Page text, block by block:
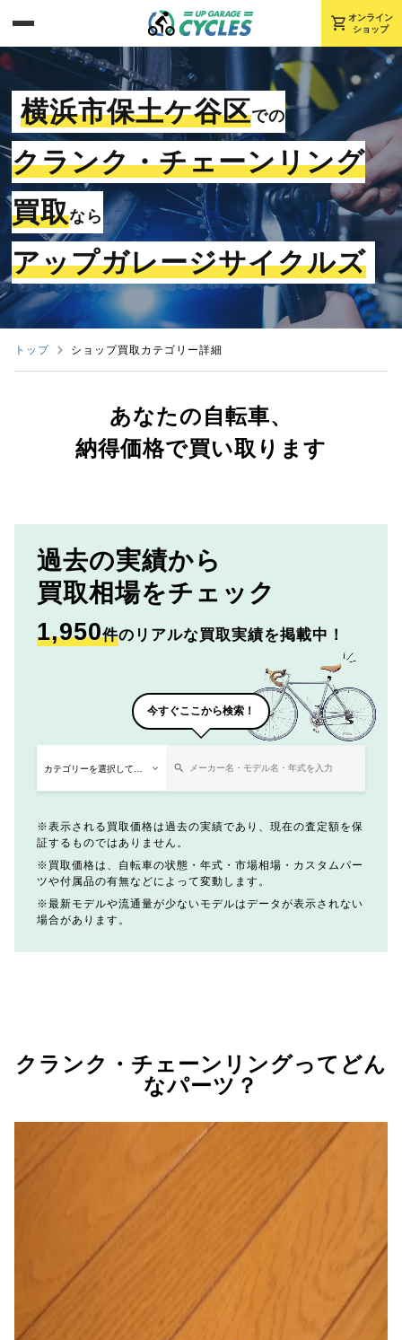
shopping_cart オンライン
ショップ
横浜市保土ケ谷区での
クランク・チェーンリング
買取なら
アップガレージサイクルズ
トップ ショップ買取カテゴリー詳細
あなたの自転車、
納得価格で買い取ります
過去の実績から
買取相場をチェック
1,950件のリアルな買取実績を掲載中！
今すぐここから検索！
表示される買取価格は過去の実績であり、現在の査定額を保
証するものではありません。
買取価格は、自転車の状態・年式・市場相場・カスタムパー
ツや付属品の有無などによって変動します。
最新モデルや流通量が少ないモデルはデータが表示されない
場合があります。
クランク・チェーンリングってどん
なパーツ？